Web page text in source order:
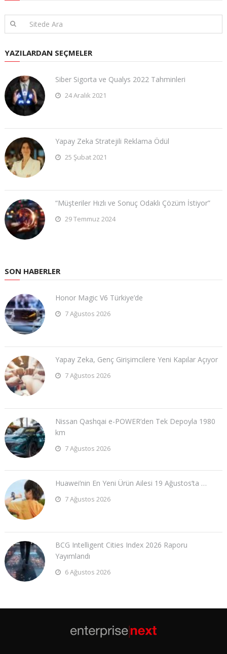
YAZILARDAN SEÇMELER
Siber Sigorta ve Qualys 2022 Tahminleri
24 Aralık 2021
Yapay Zeka Stratejili Reklama Ödül
25 Şubat 2021
“Müşteriler Hızlı ve Sonuç Odaklı Çözüm İstiyor”
29 Temmuz 2024
SON HABERLER
Honor Magic V6 Türkiye’de
7 Ağustos 2026
Yapay Zeka, Genç Girişimcilere Yeni Kapılar Açıyor
7 Ağustos 2026
Nissan Qashqai e-POWER’den Tek Depoyla 1980
km
7 Ağustos 2026
Huawei’nin En Yeni Ürün Ailesi 19 Ağustos’ta …
7 Ağustos 2026
BCG Intelligent Cities Index 2026 Raporu
Yayımlandı
6 Ağustos 2026